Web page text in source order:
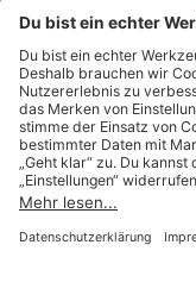
ImpressumAGB
Alle Preise verstehen
© Copyright 2026